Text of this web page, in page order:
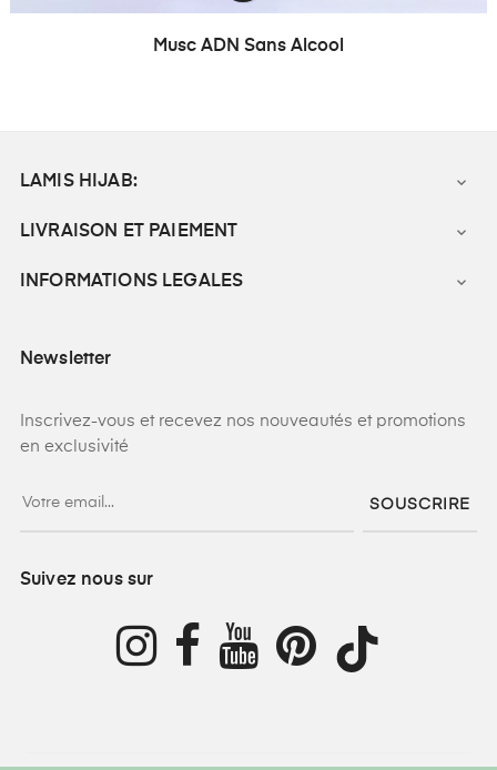
Musc ADN Sans Alcool
LAMIS HIJAB: 
LIVRAISON ET PAIEMENT 
INFORMATIONS LEGALES 
Newsletter
Inscrivez-vous et recevez nos nouveautés et promotions
en exclusivité
SOUSCRIRE
Suivez nous sur